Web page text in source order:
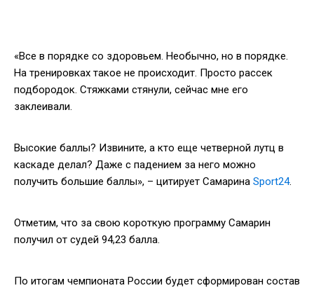
«Все в порядке со здоровьем. Необычно, но в порядке.
На тренировках такое не происходит. Просто рассек
подбородок. Стяжками стянули, сейчас мне его
заклеивали.
Высокие баллы? Извините, а кто еще четверной лутц в
каскаде делал? Даже с падением за него можно
получить большие баллы», – цитирует Самарина Sport24.
Отметим, что за свою короткую программу Самарин
получил от судей 94,23 балла.
По итогам чемпионата России будет сформирован состав